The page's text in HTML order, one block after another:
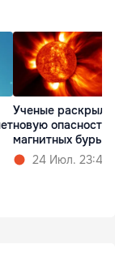
Ученые раскрыли
новую опасность
магнитных бурь
24 Июл. 23:47